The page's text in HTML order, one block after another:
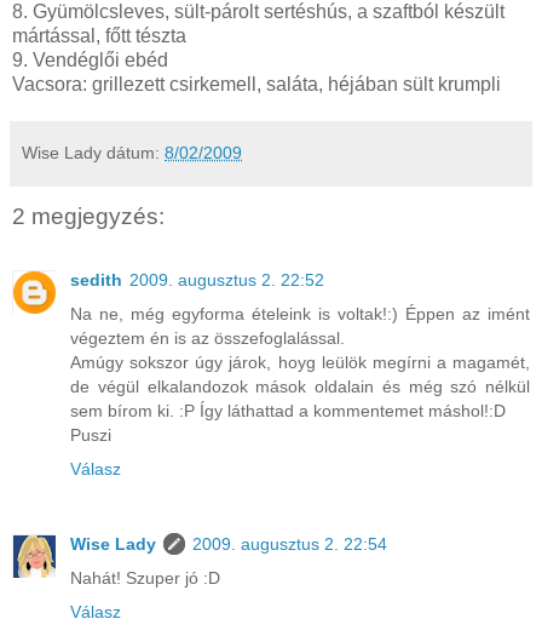
8. Gyümölcsleves, sült-párolt sertéshús, a szaftból készült
mártással, főtt tészta
9. Vendéglői ebéd
Vacsora: grillezett csirkemell, saláta, héjában sült krumpli
Wise Lady dátum: 8/02/2009
2 megjegyzés:
sedith 2009. augusztus 2. 22:52
Na ne, még egyforma ételeink is voltak!:) Éppen az imént
végeztem én is az összefoglalással.
Amúgy sokszor úgy járok, hoyg leülök megírni a magamét,
de végül elkalandozok mások oldalain és még szó nélkül
sem bírom ki. :P Így láthattad a kommentemet máshol!:D
Puszi
Válasz
Wise Lady
2009. augusztus 2. 22:54
Nahát! Szuper jó :D
Válasz